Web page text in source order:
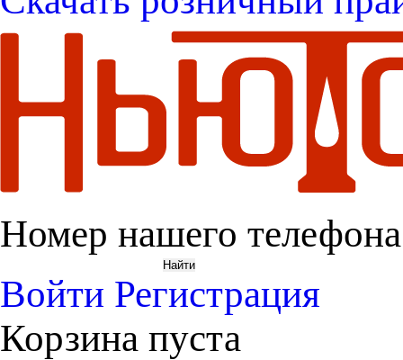
Номер нашего
Войти Регистрация
Корзина пуста